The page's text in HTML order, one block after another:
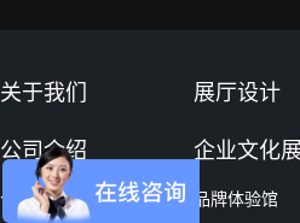
关于我们
公司介绍
合作客户
展厅设计
企业文化
品牌体验馆